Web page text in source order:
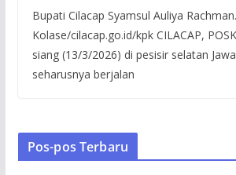
Bupati Cilacap Syamsul Auliya
Kolase/cilacap.go.id/kpk CILACAP,
siang (13/3/2026) di pesisir selatan
seharusnya berjalan
Pos-pos Terbaru